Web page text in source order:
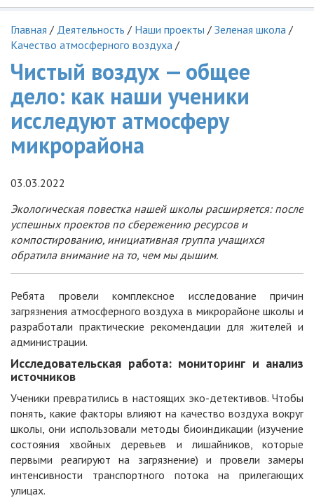
Главная / Деятельность / Наши проекты / Зеленая школа /
Качество атмосферного воздуха /
Чистый воздух — общее
дело: как наши ученики
исследуют атмосферу
микрорайона
03.03.2022
Экологическая повестка нашей школы расширяется: после
успешных проектов по сбережению ресурсов и
компостированию, инициативная группа учащихся
обратила внимание на то, чем мы дышим.
Ребята провели комплексное исследование причин
загрязнения атмосферного воздуха в микрорайоне школы и
разработали практические рекомендации для жителей и
администрации.
Исследовательская работа: мониторинг и анализ
источников
Ученики превратились в настоящих эко-детективов. Чтобы
понять, какие факторы влияют на качество воздуха вокруг
школы, они использовали методы биоиндикации (изучение
состояния хвойных деревьев и лишайников, которые
первыми реагируют на загрязнение) и провели замеры
интенсивности транспортного потока на прилегающих
улицах.